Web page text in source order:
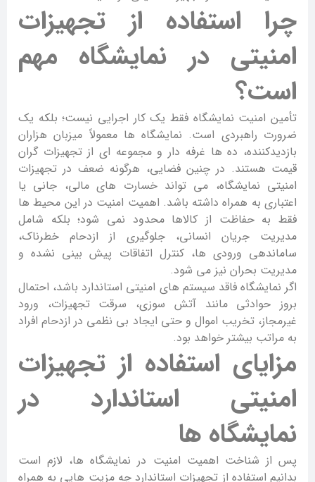
چرا استفاده از تجهیزات
امنیتی در نمایشگاه مهم
است؟
تأمین امنیت نمایشگاه فقط یک کار اجرایی نیست؛ بلکه یک
ضرورت راهبردی است. نمایشگاه ها معمولاً میزبان هزاران
بازدیدکننده، ده ها غرفه دار و مجموعه ای از تجهیزات گران
قیمت هستند. در چنین فضایی، هرگونه ضعف در تجهیزات
امنیتی نمایشگاه، می تواند خسارت های مالی، جانی یا
اعتباری به همراه داشته باشد. اهمیت امنیت در این محیط ها
فقط به حفاظت از کالاها محدود نمی شود؛ بلکه شامل
مدیریت جریان انسانی، جلوگیری از ازدحام خطرناک،
ساماندهی ورودی ها، کنترل اتفاقات پیش بینی نشده و
مدیریت بحران نیز می شود.
اگر نمایشگاه فاقد سیستم های امنیتی استاندارد باشد، احتمال
بروز حوادثی مانند آتش سوزی، سرقت تجهیزات، ورود
غیرمجاز، تخریب اموال و حتی ایجاد بی نظمی در ازدحام افراد
به مراتب بیشتر خواهد بود.
مزایای استفاده از تجهیزات
امنیتی استاندارد در
نمایشگاه ها
پس از شناخت اهمیت امنیت در نمایشگاه ها، لازم است
بدانیم استفاده از تجهیزات استاندارد چه مزیت هایی به همراه